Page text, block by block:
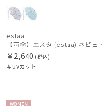
estaa
FLO(A)TUS
フロータス
estaa
【雨傘】エスタ (estaa) ネビュラ 晴雨兼用 UV対応
￥2,640 (税込)
＃UVカット